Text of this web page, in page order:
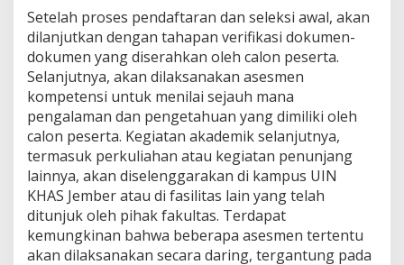
Setelah proses pendaftaran dan seleksi awal, akan
dilanjutkan dengan tahapan verifikasi dokumen-
dokumen yang diserahkan oleh calon peserta.
Selanjutnya, akan dilaksanakan asesmen
kompetensi untuk menilai sejauh mana
pengalaman dan pengetahuan yang dimiliki oleh
calon peserta. Kegiatan akademik selanjutnya,
termasuk perkuliahan atau kegiatan penunjang
lainnya, akan diselenggarakan di kampus UIN
KHAS Jember atau di fasilitas lain yang telah
ditunjuk oleh pihak fakultas. Terdapat
kemungkinan bahwa beberapa asesmen tertentu
akan dilaksanakan secara daring, tergantung pada